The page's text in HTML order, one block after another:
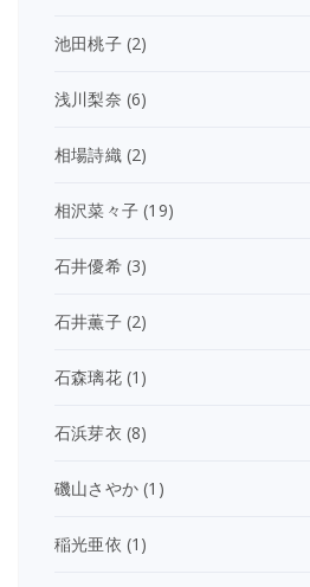
池田桃子(2)
浅川梨奈 (6)
相場詩織(2)
相沢菜々子 (19)
石井優希(3)
石井薫子(2)
石森璃花(1)
石浜芽衣 (8)
磯山さやか (1)
稲光亜依 (1)